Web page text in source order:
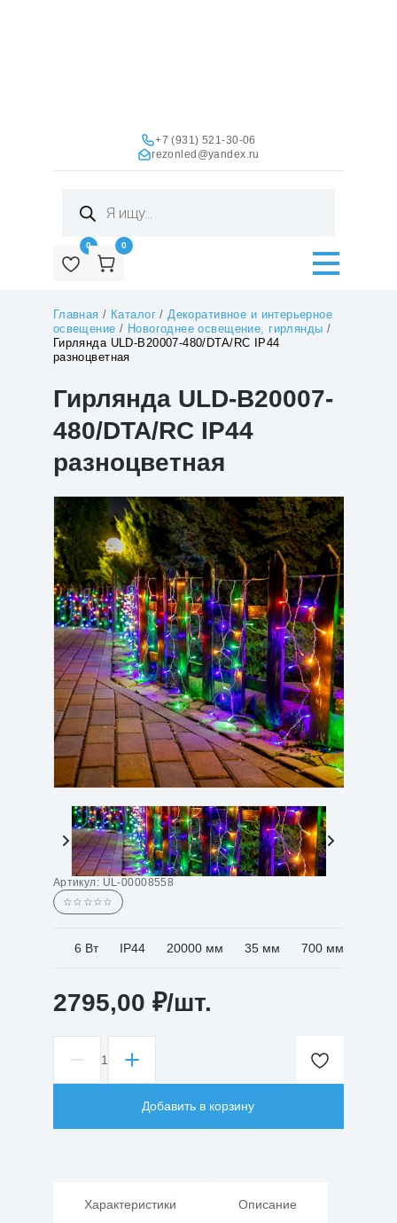
+7 (931) 521-30-06
rezonled@yandex.ru
товаров
0 0
Главная / Каталог/Декоративное и интерьерное
освещение / Новогоднее освещение, гирлянды /
Гирлянда ULD-B20007-480/DTA/RC IP44
разноцветная
Гирлянда ULD-B20007-
480/DTA/RC IP44
разноцветная
Артикул: UL-00008558
☆☆☆☆☆
6 Вт IP44 20000 мм 35 мм 700 мм
2795,00 ₽/шт.
Количество
товара
B20007-
1
Добавить в корзину
Характеристики Описание